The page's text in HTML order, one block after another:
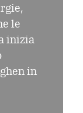
le
inizia
in